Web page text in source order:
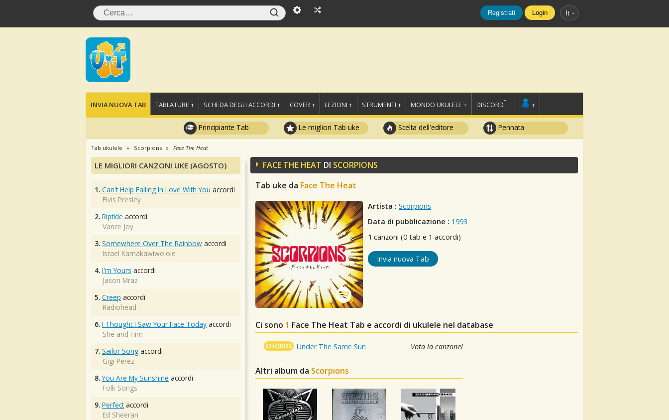
Registrati Login It
INVIA NUOVA TAB TABLATURE + SCHEDA DEGLI ACCORDI + COVER + LEZIONI + STRUMENTI + MONDO UKULELE + DISCORD +
Principiante Tab Le migliori Tab uke Scelta dell'editore Pennata
Tab ukulele Scorpions Face The Heat
FACE THE HEAT DI SCORPIONS
Tab uke da Face The Heat
Artista : Scorpions
Data di pubblicazione : 1993
1 canzoni (0 tab e 1 accordi)
Invia nuova Tab
Ci sono 1 Face The Heat Tab e accordi di ukulele nel database
CHORDS Under The Same Sun Vota la canzone!
Altri album da Scorpions
LE MIGLIORI CANZONI UKE (AGOSTO)
1. Can't Help Falling In Love With You accordi
Elvis Presley
2. Riptide accordi
Vance Joy
3. Somewhere Over The Rainbow accordi
Israel Kamakawiwo'ole
4. I'm Yours accordi
Jason Mraz
5. Creep accordi
Radiohead
6. I Thought I Saw Your Face Today accordi
She and Him
7. Sailor Song accordi
Gigi Perez
8. You Are My Sunshine accordi
Folk Songs
9. Perfectaccordi
Ed Sheeran